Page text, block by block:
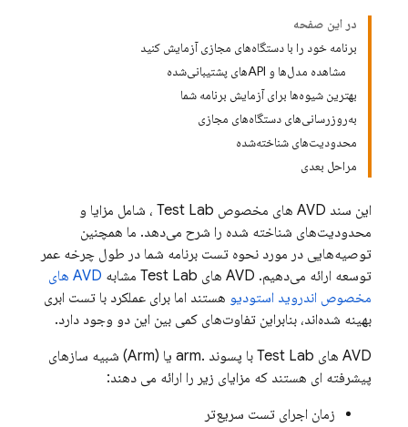
در این صفحه
برنامه خود را با دستگاه‌های مجازی آزمایش کنید
مشاهده مدل‌ها و APIهای پشتیبانی‌شده
بهترین شیوه‌ها برای آزمایش برنامه شما
به‌روزرسانی‌های دستگاه‌های مجازی
محدودیت‌های شناخته‌شده
مراحل بعدی
این سند AVD های مخصوص Test Lab ، شامل مزایا و
محدودیت‌های شناخته شده را شرح می‌دهد. ما همچنین
توصیه‌هایی در مورد نحوه تست برنامه شما در طول چرخه عمر
توسعه ارائه می‌دهیم. AVD های
Test Lab مشابه
AVD های
مخصوص اندروید استودیو هستند اما برای عملکرد با تست ابری
بهینه شده‌اند، بنابراین تفاوت‌های کمی بین این دو وجود دارد.
AVD های
Test Lab
با پسوند .arm یا (Arm) شبیه سازهای
پیشرفته ای هستند که مزایای زیر را ارائه می دهند:
زمان اجرای تست سریع‌تر